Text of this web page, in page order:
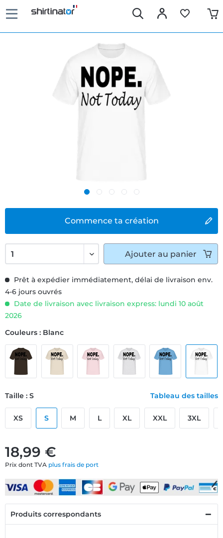
Commence ta création
18,99 €
Prix dont TVA plus frais de port
Prêt à expédier immédiatement, délai de livraison env.
4-6 jours ouvrés
Date de livraison avec livraison express: lundi 10 août
2026
Couleurs : Blanc
Taille : S Tableau des tailles
XS S M L XL XXL 3XL
Ajouter au panier
Produits correspondants